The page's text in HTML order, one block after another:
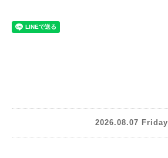
2026.08.07 Friday